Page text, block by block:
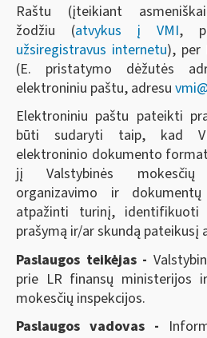
Raštu (įteikiant
žodžiu (atvykus į VMI,
užsiregistravus internetu), per
(E. pristatymo dėžutės
elektroniniu paštu, adresu
Elektroniniu paštu pateikti
būti sudaryti taip, kad
elektroninio dokumento
jį Valstybinės mokesčių
organizavimo ir
atpažinti turinį,
prašymą ir/ar skundą pateikusį
Paslaugos teikėjas -
prie LR finansų ministerijos
mokesčių inspekcijos.
Paslaugos vadovas -